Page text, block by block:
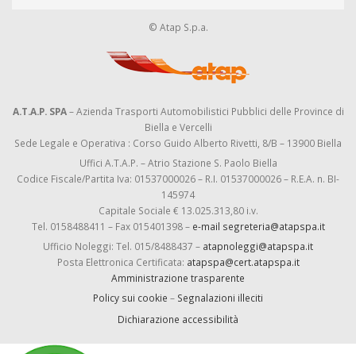
© Atap S.p.a.
A.T.A.P. SPA– Azienda Trasporti Automobilistici Pubblici delle Province di
Biella e Vercelli
Sede Legale e Operativa : Corso Guido Alberto Rivetti, 8/B – 13900 Biella
Uffici A.T.A.P. – Atrio Stazione S. Paolo Biella
Codice Fiscale/Partita Iva: 01537000026 – R.I. 01537000026 – R.E.A. n. BI-
145974
Capitale Sociale € 13.025.313,80 i.v.
Tel. 0158488411 – Fax 015401398 – e-mail segreteria@atapspa.it
Ufficio Noleggi: Tel. 015/8488437 – atapnoleggi@atapspa.it
Posta Elettronica Certificata: atapspa@cert.atapspa.it
Amministrazione trasparente
Policy sui cookie – Segnalazioni illeciti
Dichiarazione accessibilità